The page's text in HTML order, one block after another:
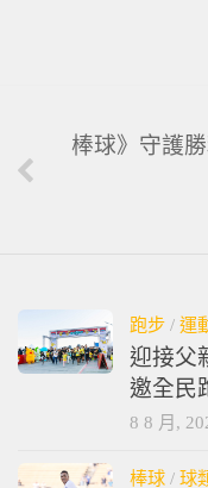
跑步/運
迎接父
邀全民